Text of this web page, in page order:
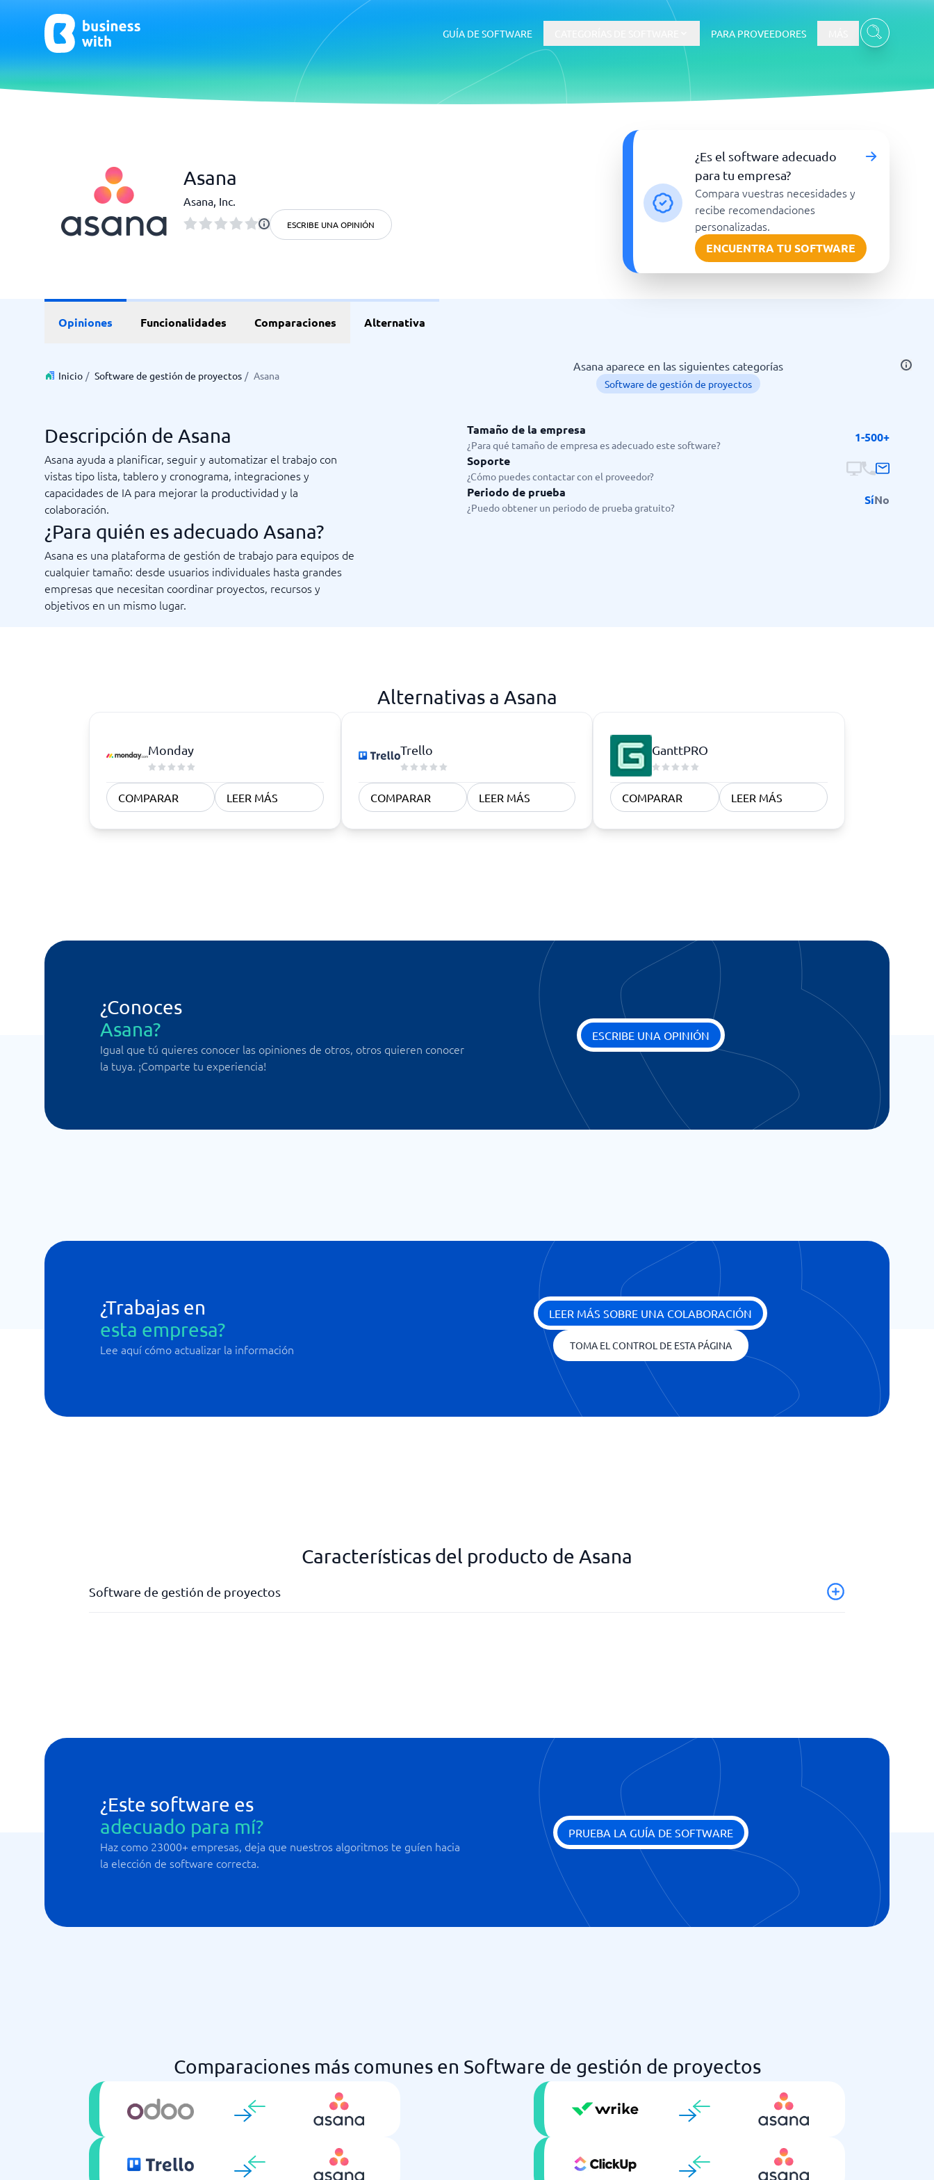
GUÍA DE SOFTWARE
¿No estás seguro de qué sistema?
La Guía del Sistema encuentra la adecuada en minutos.
Ver todas las categorías→
PARA PROVEEDORES
Asana
Asana, Inc.
ESCRIBE UNA OPINIÓN
¿Es el software adecuado
para tu empresa?
Compara vuestras necesidades y
recibe recomendaciones
personalizadas.
ENCUENTRA TU SOFTWARE
Opiniones Funcionalidades Comparaciones Alternativa
Inicio / Software de gestión de proyectos / Asana
Asana aparece en las siguientes categorías
Software de gestión de proyectos
Descripción de Asana
Asana ayuda a planificar, seguir y automatizar el trabajo con
vistas tipo lista, tablero y cronograma, integraciones y
capacidades de IA para mejorar la productividad y la
colaboración.
¿Para quién es adecuado Asana?
Asana es una plataforma de gestión de trabajo para equipos de
cualquier tamaño: desde usuarios individuales hasta grandes
empresas que necesitan coordinar proyectos, recursos y
objetivos en un mismo lugar.
Tamaño de la empresa
¿Para qué tamaño de empresa es adecuado este software?
1-500+
Soporte
¿Cómo puedes contactar con el proveedor?
Periodo de prueba
¿Puedo obtener un periodo de prueba gratuito?
SíNo
Alternativas a Asana
Monday
COMPARAR LEER MÁS
Trello
COMPARAR LEER MÁS
GanttPRO
COMPARAR LEER MÁS
¿Conoces
Asana?
Igual que tú quieres conocer las opiniones de otros, otros quieren conocer
la tuya. ¡Comparte tu experiencia!
ESCRIBE UNA OPINIÓN
¿Trabajas en
esta empresa?
Lee aquí cómo actualizar la información
LEER MÁS SOBRE UNA COLABORACIÓN
TOMA EL CONTROL DE ESTA PÁGINA
Características del producto de Asana
Software de gestión de proyectos
¿Este software es
adecuado para mí?
Haz como 23000+ empresas, deja que nuestros algoritmos te guíen hacia
la elección de software correcta.
PRUEBA LA GUÍA DE SOFTWARE
Comparaciones más comunes en Software de gestión de proyectos